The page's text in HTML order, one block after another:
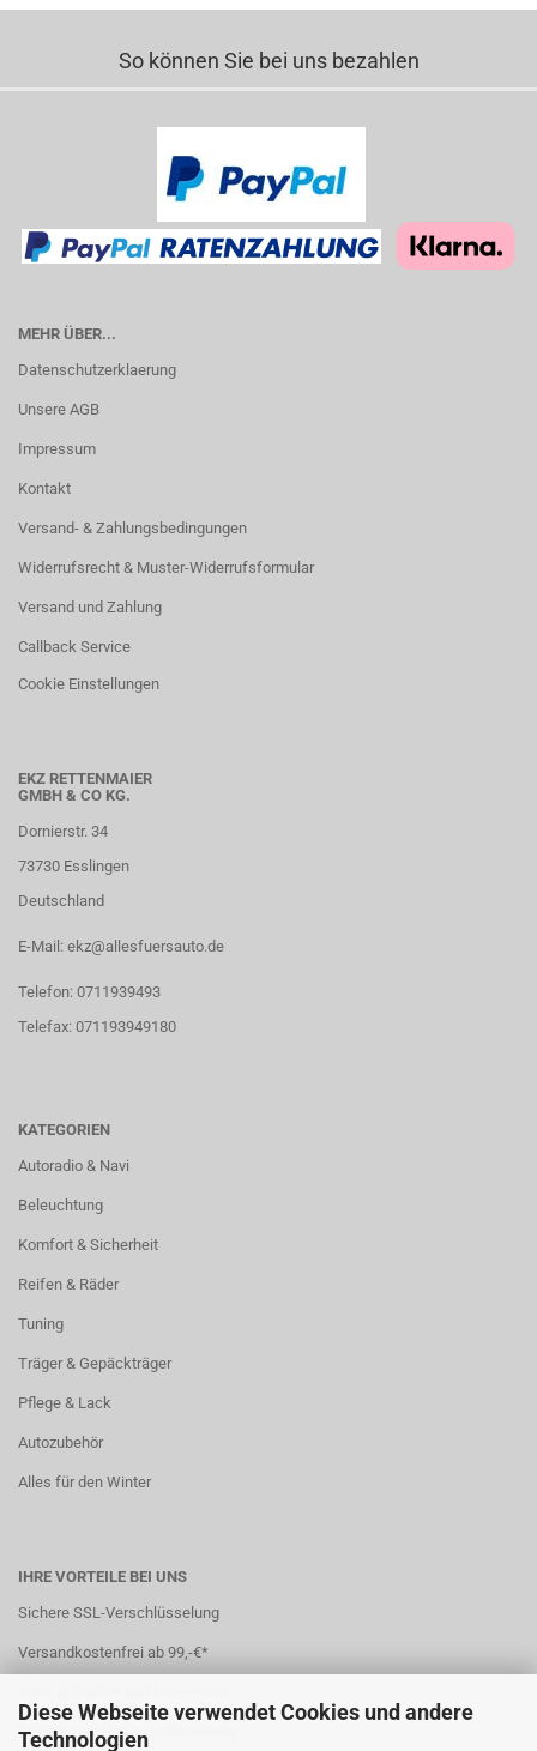
Diese Webseite verwendet Cookies und andere
Technologien
So können Sie bei uns bezahlen
MEHR ÜBER...
Datenschutzerklaerung
Unsere AGB
Impressum
Kontakt
Versand- & Zahlungsbedingungen
Widerrufsrecht & Muster-Widerrufsformular
Versand und Zahlung
Callback Service
Cookie Einstellungen
EKZ RETTENMAIER
GMBH & CO KG.
Dornierstr. 34
73730 Esslingen
Deutschland
E-Mail: ekz@allesfuersauto.de
Telefon: 0711939493
Telefax: 071193949180
KATEGORIEN
Autoradio & Navi
Beleuchtung
Komfort & Sicherheit
Reifen & Räder
Tuning
Träger & Gepäckträger
Pflege & Lack
Autozubehör
Alles für den Winter
IHRE VORTEILE BEI UNS
Sichere SSL-Verschlüsselung
Versandkostenfrei ab 99,-€*
Sichere und einfache Bezahlung